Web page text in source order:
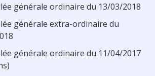
générale ordinaire du 13/03/2018
générale extra-ordinaire du
générale ordinaire du 11/04/2017